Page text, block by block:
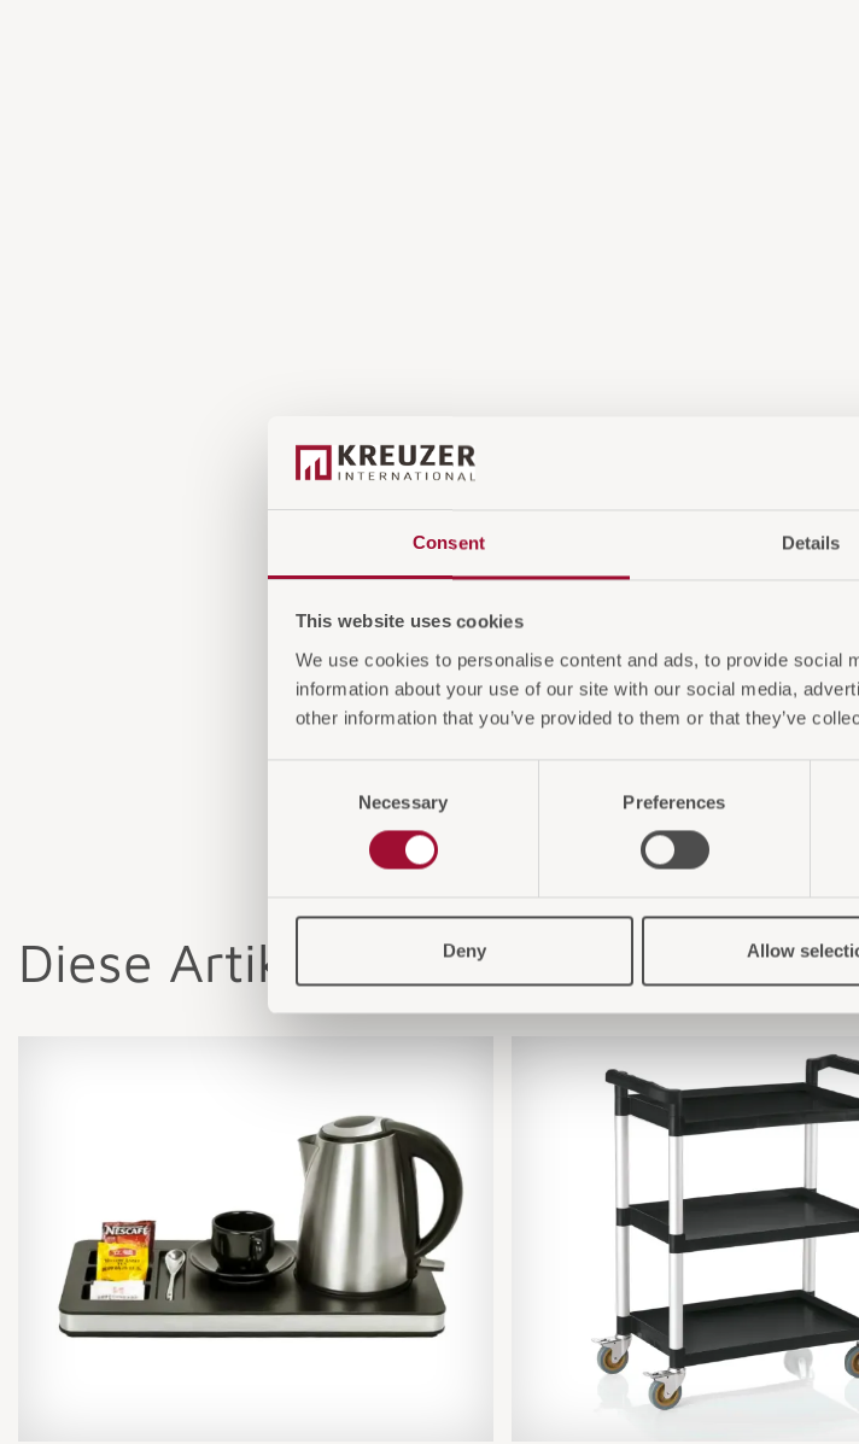
Consent Details
This website uses cookies
We use cookies to personalise content and ads, to provide social
information about your use of our site with our social media,
other information that you’ve provided to them or that they’ve
Necessary Preferences
Deny Allow
Diese Artikel könnten Sie auch